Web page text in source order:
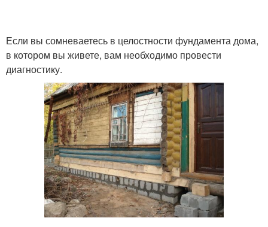
Если вы сомневаетесь в целостности фундамента дома,
в котором вы живете, вам необходимо провести
диагностику.